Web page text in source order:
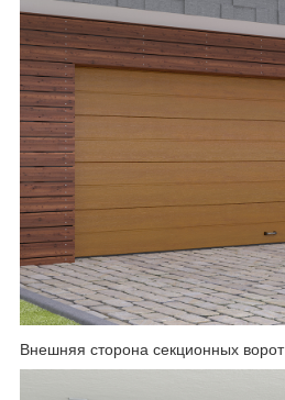
Внешняя сторона секционных ворот